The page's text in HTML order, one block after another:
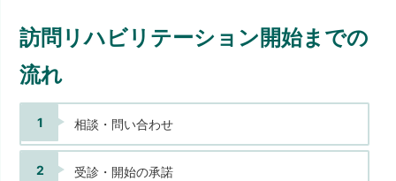
訪問リハビリテーション開始までの
流れ
相談・問い合わせ
受診・開始の承諾